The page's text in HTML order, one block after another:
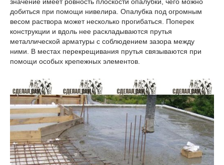
добиться при помощи нивелира. Опалубка под огромным
весом раствора может несколько прогибаться. Поперек
конструкции и вдоль нее раскладываются прутья
металлической арматуры с соблюдением зазора между
ними. В местах перекрещивания прутья связываются при
помощи особых крепежных элементов.